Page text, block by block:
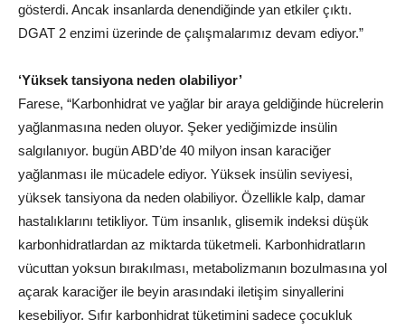
gösterdi. Ancak insanlarda denendiğinde yan etkiler çıktı.
DGAT 2 enzimi üzerinde de çalışmalarımız devam ediyor.”
‘Yüksek tansiyona neden olabiliyor’
Farese, “Karbonhidrat ve yağlar bir araya geldiğinde hücrelerin
yağlanmasına neden oluyor. Şeker yediğimizde insülin
salgılanıyor. bugünABD’de 40 milyon insan karaciğer
yağlanması ile mücadele ediyor. Yüksek insülin seviyesi,
yüksek tansiyona da neden olabiliyor. Özellikle kalp, damar
hastalıklarını tetikliyor. Tüm insanlık, glisemik indeksi düşük
karbonhidratlardan az miktarda tüketmeli. Karbonhidratların
vücuttan yoksun bırakılması, metabolizmanın bozulmasına yol
açarak karaciğer ile beyin arasındaki iletişim sinyallerini
kesebiliyor. Sıfır karbonhidrat tüketimini sadece çocukluk